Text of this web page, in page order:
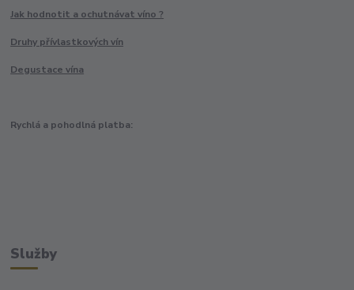
Jak hodnotit a ochutnávat víno ?
Druhy přívlastkových vín
Degustace vína
Rychlá a pohodlná platba:
Služby